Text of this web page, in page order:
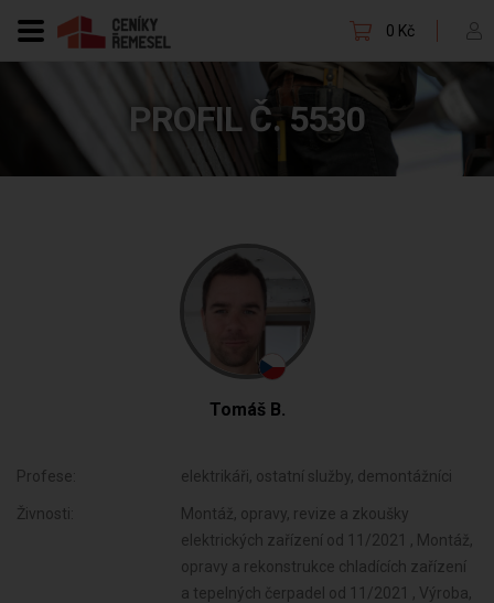
0 Kč
PROFIL Č. 5530
Tomáš B.
Profese: elektrikáři, ostatní služby, demontážníci
Živnosti:
Montáž, opravy, revize a zkoušky
elektrických zařízení od 11/2021 , Montáž,
opravy a rekonstrukce chladících zařízení
a tepelných čerpadel od 11/2021 , Výroba,